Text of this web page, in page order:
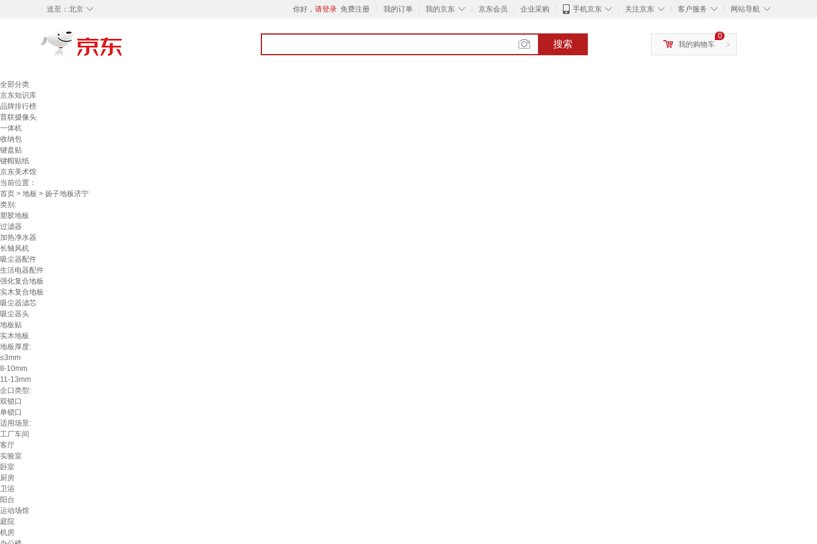
◇
送至： 北京 你好， 请登录 免费注册 我的订单 ◇
我的京东 京东会员 企业采购 ◇
手机京东 ◇
关注京东 ◇
客户服务 ◇
网站导航
搜索 >
0
我的购物车
全部分类
京东知识库
品牌排行榜
普联摄像头
一体机
收纳包
键盘贴
键帽贴纸
京东美术馆
当前位置：
首页 > 地板 > 扬子地板济宁
类别:
塑胶地板
过滤器
加热净水器
长轴风机
吸尘器配件
生活电器配件
强化复合地板
实木复合地板
吸尘器滤芯
吸尘器头
地板贴
实木地板
地板厚度:
≤3mm
8-10mm
11-13mm
企口类型:
双锁口
单锁口
适用场景:
工厂车间
客厅
实验室
卧室
厨房
卫浴
阳台
运动场馆
庭院
机房